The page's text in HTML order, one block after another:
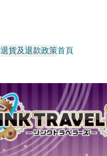
退貨及退款政策首頁